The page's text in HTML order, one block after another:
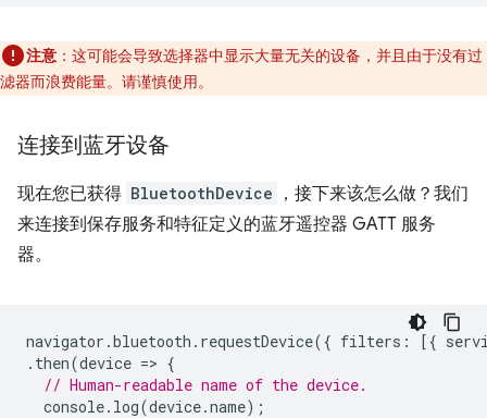
注意 ：这可能会导致选择器中显示大量无关的设备，并且由于没有过
滤器而浪费能量。请谨慎使用。
连接到蓝牙设备
现在您已获得 BluetoothDevice
，接下来该怎么做？我们
来连接到保存服务和特征定义的蓝牙遥控器 GATT 服务
器。
navigator .bluetooth . requestDevice({ filters : [{
. then(device => {
// Human-readable name of the device.
console. log(device.name);